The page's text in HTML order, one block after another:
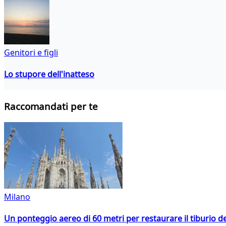
Genitori e figli
Lo stupore dell'inatteso
Raccomandati per te
Milano
Un ponteggio aereo di 60 metri per restaurare il tiburio